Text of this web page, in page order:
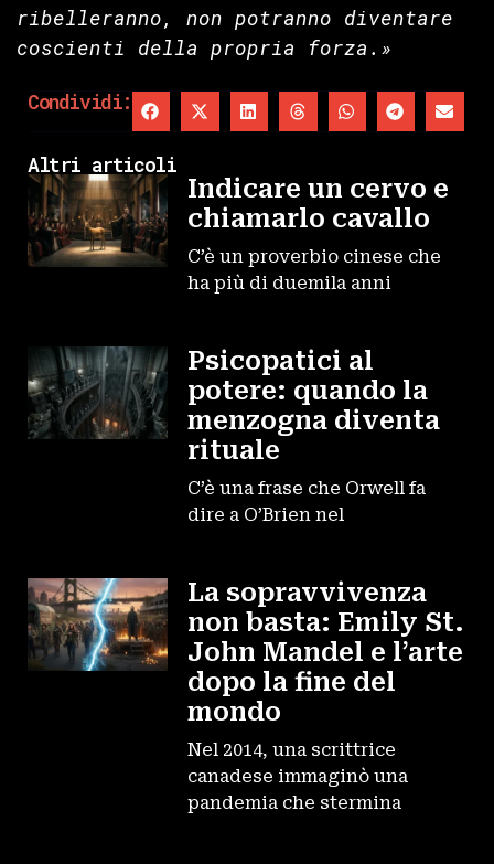
ribelleranno, non potranno diventare
coscienti della propria forza.»
Condividi:
Altri articoli
Indicare un cervo e
chiamarlo cavallo
C’è un proverbio cinese che
ha più di duemila anni
Psicopatici al
potere: quando la
menzogna diventa
rituale
C’è una frase che Orwell fa
dire a O’Brien nel
La sopravvivenza
non basta: Emily St.
John Mandel e l’arte
dopo la fine del
mondo
Nel 2014, una scrittrice
canadese immaginò una
pandemia che stermina